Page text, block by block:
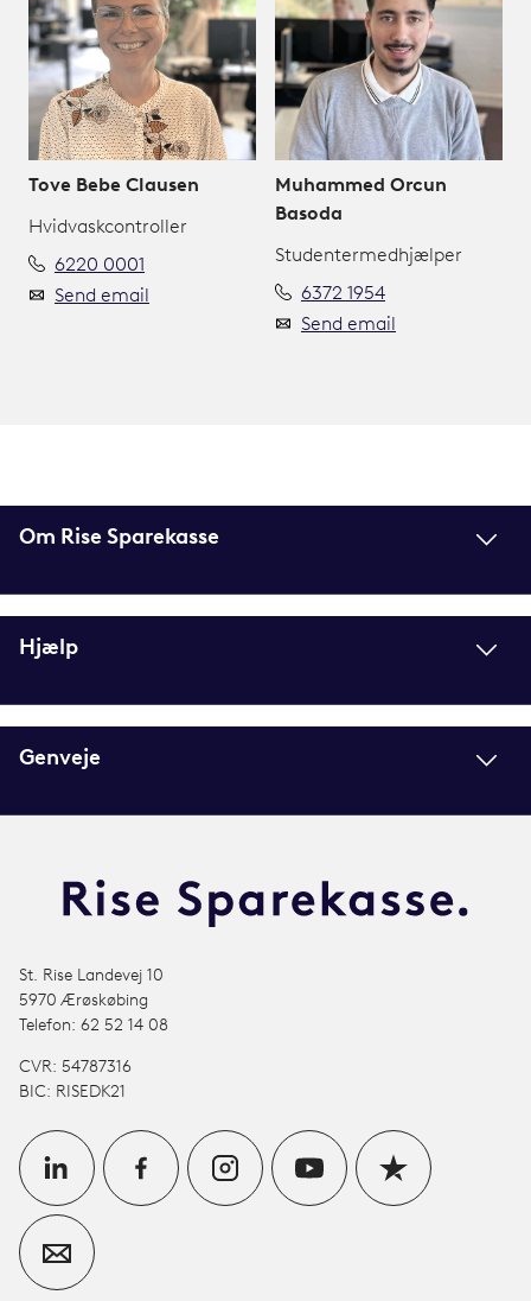
Tove Bebe Clausen
Hvidvaskcontroller
6220 0001
Send email
Muhammed Orcun
Basoda
Studentermedhjælper
6372 1954
Send email
Om Rise Sparekasse
Hjælp
Genveje
St. Rise Landevej 10
5970 Ærøskøbing
Telefon: 62 52 14 08
CVR: 54787316
BIC: RISEDK21